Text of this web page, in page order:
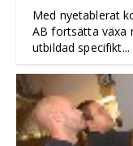
Med nyetablerat
AB fortsätta växa
utbildad specifikt...